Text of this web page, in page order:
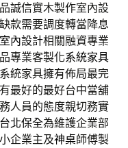
誠信實木製作室內設
款需要調度轉當降息
內設計相關融資專業
專業客製化系統家具
統家具擁有佈局最完
最好的最好台中當舖
人員的態度親切務實
台北保全為維護企業部
企業主及神桌師傅製